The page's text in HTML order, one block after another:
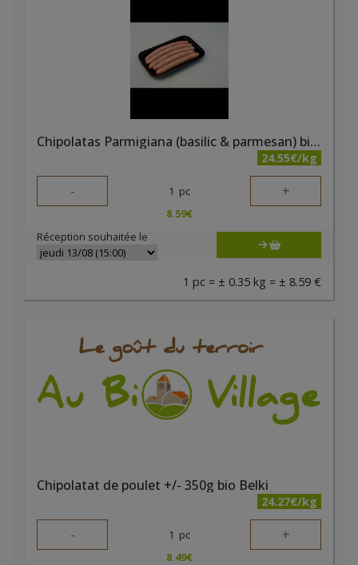
Chipolatas Parmigiana (basilic & parmesan) bio +/-350g - PQA
24.55€/kg
- 1 pc +
8.59€
Réception souhaitée le
1 pc = ± 0.35 kg = ± 8.59 €
Chipolatat de poulet +/- 350g bio Belki
24.27€/kg
- 1 pc +
8.49€